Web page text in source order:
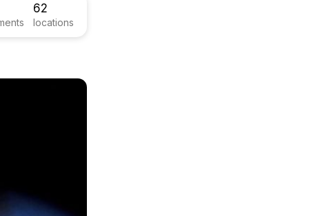
62
locations